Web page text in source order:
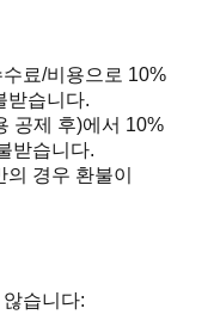
료/비용으로 10%
받습니다.
공제 후)에서 10%
받습니다.
경우 환불이
습니다: